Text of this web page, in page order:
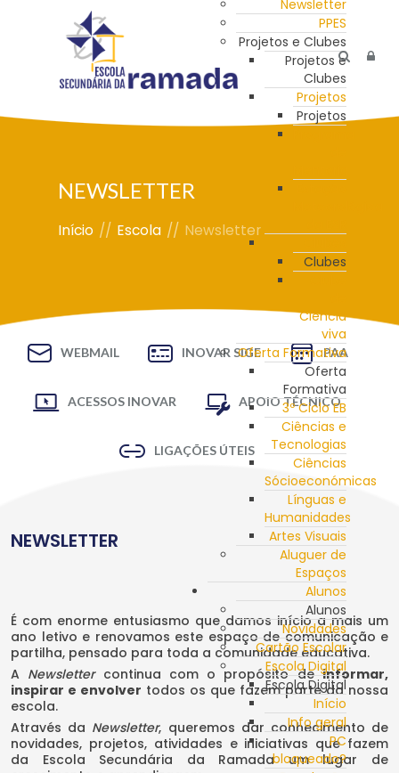
Newsletter
PPES
Projetos e Clubes
Projetos e
Clubes
Projetos
Projetos
Clubes
Ciência
viva
Oferta Formativa
Oferta
Formativa
3º Ciclo EB
Ciências e
Tecnologias
Ciências
Sócioeconómicas
Línguas e
Humanidades
Artes Visuais
Aluguer de
Espaços
Alunos
Alunos
Novidades
Cartão Escolar
Escola Digital
Escola Digital
Início
Info geral
PC
bloqueado?
NEWSLETTER
Início // Escola // Newsletter
WEBMAIL INOVAR SIGE PAA
ACESSOS INOVAR APOIO TÉCNICO
LIGAÇÕES ÚTEIS
NEWSLETTER
É com enorme entusiasmo que damos início a mais um
ano letivo e renovamos este espaço de comunicação e
partilha, pensado para toda a comunidade educativa.
A Newslettercontinua com o propósito deinformar,
inspirar e envolver todos os que fazem parte da nossa
escola.
Através da Newsletter, queremos dar conhecimento de
novidades, projetos, atividades e iniciativas que fazem
da Escola Secundária da Ramada um lugar de